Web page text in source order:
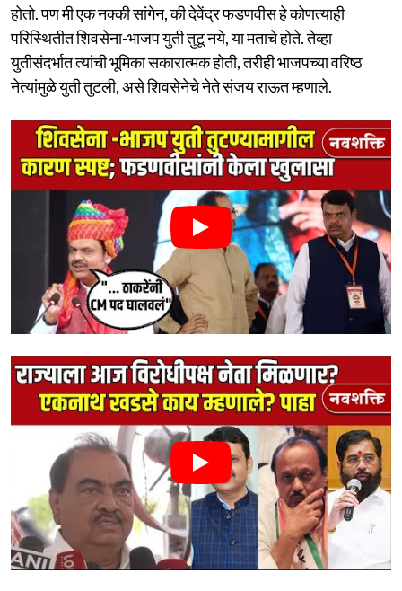
होतो. पण मी एक नक्की सांगेन, की देवेंद्र फडणवीस हे कोणत्याही
परिस्थितीत शिवसेना-भाजप युती तुटू नये, या मताचे होते. तेव्हा
युतीसंदर्भात त्यांची भूमिका सकारात्मक होती, तरीही भाजपच्या वरिष्ठ
नेत्यांमुळे युती तुटली, असे शिवसेनेचे नेते संजय राऊत म्हणाले.